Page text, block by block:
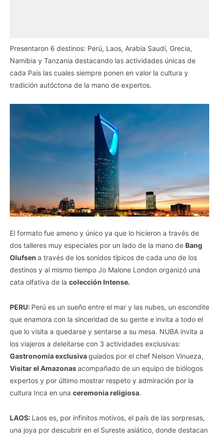
Presentaron 6 destinos: Perú, Laos, Arabia Saudí, Grecia,
Namibia y Tanzania destacando las actividades únicas de
cada País las cuales siempre ponen en valor la cultura y
tradición autóctona de la mano de expertos.
El formato fue ameno y único ya que lo hicieron a través de
dos talleres muy especiales por un lado de la mano de Bang
Olufsen a través de los sonidos típicos de cada uno de los
destinos y al mismo tiempo Jo Malone London organizó una
cata olfativa de la colección Intense.
PERU: Perú es un sueño entre el mar y las nubes, un escondite
que enamora con la sinceridad de su gente e invita a todo el
que lo visita a quedarse y sentarse a su mesa. NUBA invita a
los viajeros a deleitarse con 3 actividades exclusivas:
Gastronomía exclusivaguiados por el chef Nelson Vinueza,
Visitar el Amazonasacompañado de un equipo de biólogos
expertos y por último mostrar respeto y admiración por la
cultura Inca en una ceremonia religiosa.
LAOS: Laos es, por infinitos motivos, el país de las sorpresas,
una joya por descubrir en el Sureste asiático, donde destacan